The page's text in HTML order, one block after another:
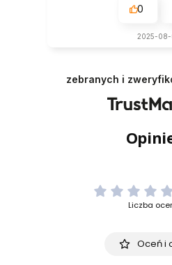
0
2025-
zebranych i
Liczba
Oceń i